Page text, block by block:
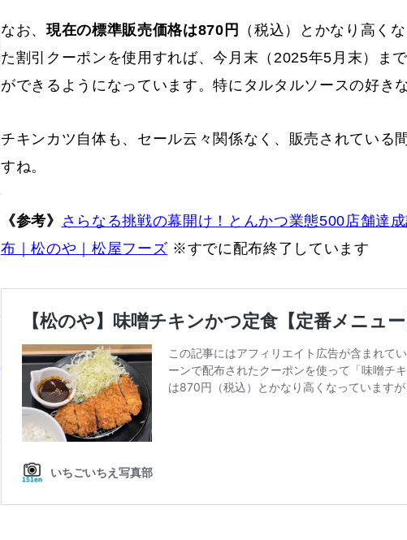
なお、 現在の標準販売価格は870円
（税込）とかなり高く
た割引クーポンを使用すれば、今月末（2025年5月末）ま
ができるようになっています。特にタルタルソースの好き
チキンカツ自体も、セール云々関係なく、販売されている
すね。
《参考》 さらなる挑戦の幕開け！とんかつ業態500店舗達
布｜松のや｜松屋フーズ ※すでに配布終了しています